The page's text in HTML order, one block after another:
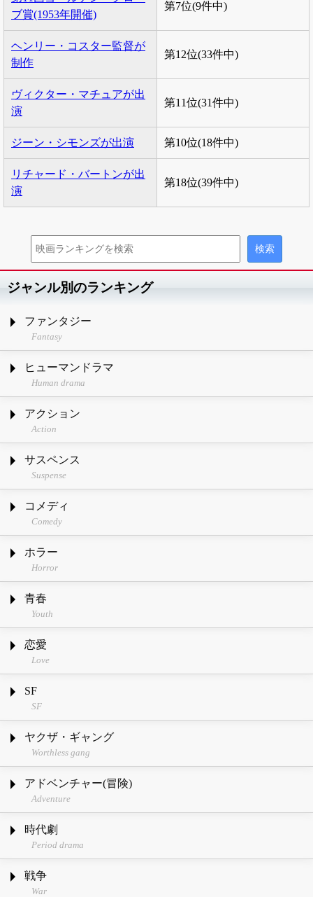
ブ賞(1953年開催)
第7位(9件中)
ヘンリー・コスター監督が
制作
第12位(33件中)
ヴィクター・マチュアが出
演
第11位(31件中)
ジーン・シモンズが出演 第10位(18件中)
リチャード・バートンが出
演
第18位(39件中)
ジャンル別のランキング
ファンタジー
Fantasy
ヒューマンドラマ
Human drama
アクション
Action
サスペンス
Suspense
コメディ
Comedy
ホラー
Horror
青春
Youth
恋愛
Love
SF
SF
ヤクザ・ギャング
Worthless gang
アドベンチャー(冒険)
Adventure
時代劇
Period drama
戦争
War